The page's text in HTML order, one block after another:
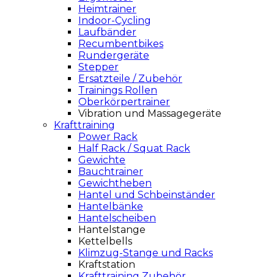
Heimtrainer
Indoor-Cycling
Laufbänder
Recumbentbikes
Rundergeräte
Stepper
Ersatzteile / Zubehör
Trainings Rollen
Oberkörpertrainer
Vibration und Massagegeräte
Krafttraining
Power Rack
Half Rack / Squat Rack
Gewichte
Bauchtrainer
Gewichtheben
Hantel und Schbeinständer
Hantelbänke
Hantelscheiben
Hantelstange
Kettelbells
Klimzug-Stange und Racks
Kraftstation